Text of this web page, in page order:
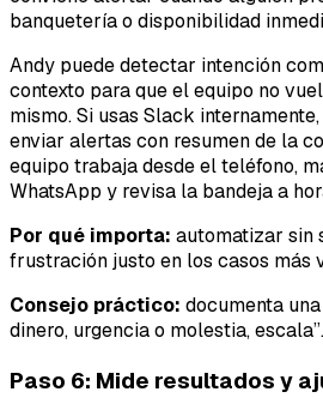
banquetería o disponibilidad
Andy puede detectar intención
contexto para que el equipo no
mismo. Si usas Slack
enviar alertas con resumen de la
equipo trabaja desde el teléfono,
WhatsApp y revisa la bandeja a
Por qué importa: automatizar sin
frustración justo en los casos más
Consejo práctico: documenta
dinero, urgencia o molestia, escala”.
Paso 6: Mide resultados y